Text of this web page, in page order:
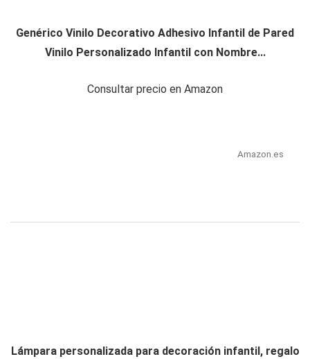
Genérico Vinilo Decorativo Adhesivo Infantil de Pared
Vinilo Personalizado Infantil con Nombre...
Consultar precio en Amazon
Amazon.es
Lámpara personalizada para decoración infantil, regalo